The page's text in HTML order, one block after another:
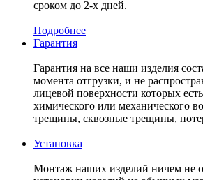
сроком до 2-х дней.
Подробнее
Гарантия
Гарантия на все наши изделия
момента отгрузки, и не
лицевой поверхности которых
химического или механического
трещины, сквозные трещины,
Установка
Монтаж наших изделий ничем не